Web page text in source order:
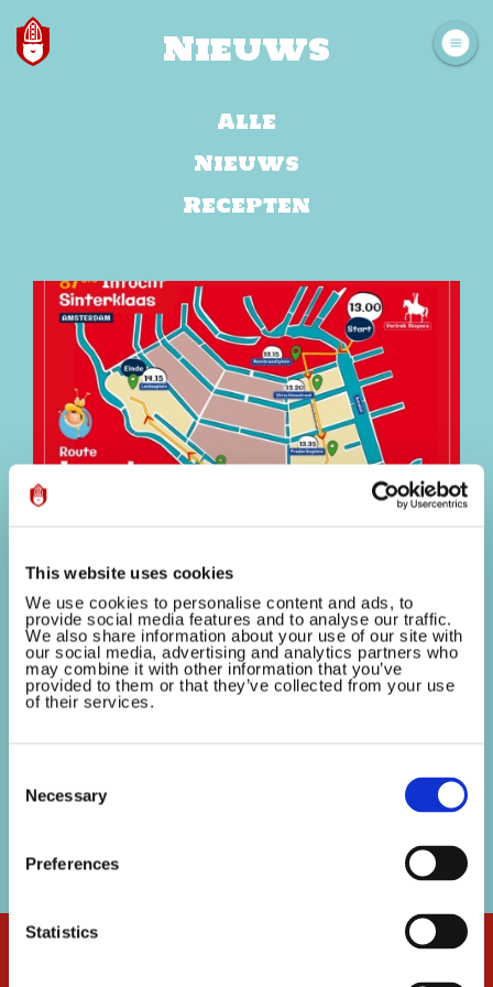
This website uses cookies
We use cookies to personalise content and ads, to
provide social media features and to analyse our traffic.
We also share information about your use of our site with
our social media, advertising and analytics partners who
may combine it with other information that you’ve
provided to them or that they’ve collected from your use
of their services.
Selection
Necessary
Preferences
Statistics
Nieuws
Alle
Nieuws
Recepten
Te land, te water en te paard…De
Sinterklaasintocht brengt veel plezier, maar ook
een aantal verkeersaanpassingen met zich mee.
Route & verkeersmaatregelenOp zondag 16
november verwelkomen we Sinterklaas weer in